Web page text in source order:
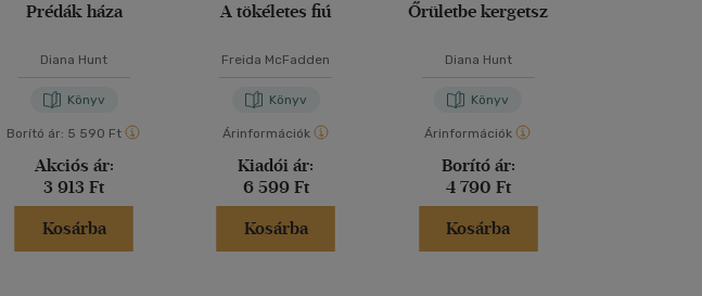
Prédák háza
Diana Hunt
Könyv
Borító ár: 5 590 Ft
Akciós ár:
3 913 Ft
Kosárba
A tökéletes fiú
Freida McFadden
Könyv
Árinformációk
Kiadói ár:
6 599 Ft
Kosárba
Őrületbe kergetsz
Diana Hunt
Könyv
Árinformációk
Borító ár:
4 790 Ft
Kosárba